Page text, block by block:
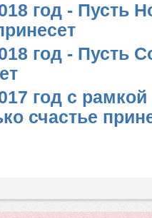
год - Пусть
год - Пусть
год с
счастье